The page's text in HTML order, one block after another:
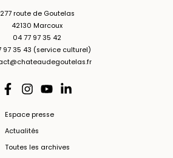
277 route de Goutelas
42130 Marcoux
04 77 97 35 42
97 35 43 (service culturel)
Espace presse
Actualités
Toutes les archives